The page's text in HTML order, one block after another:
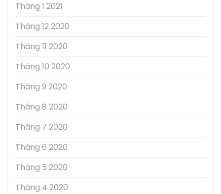
Tháng 1 2021
Tháng 12 2020
Tháng 11 2020
Tháng 10 2020
Tháng 9 2020
Tháng 8 2020
Tháng 7 2020
Tháng 6 2020
Tháng 5 2020
Tháng 4 2020